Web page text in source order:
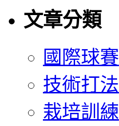
文章分類
國際球賽
技術打法
栽培訓練